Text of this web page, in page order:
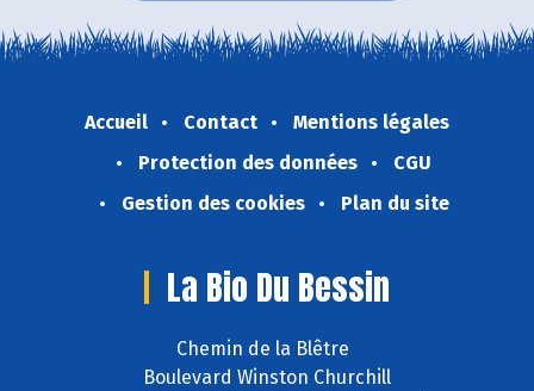
Accueil Contact
Mentions légales
Protection des données
CGU
Gestion des cookies
Plan du site
La Bio Du Bessin
Chemin de la Blêtre
Boulevard Winston Churchill